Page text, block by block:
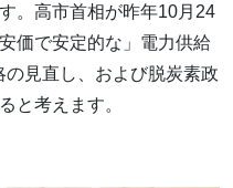
。高市首相が昨年10月24
価で安定的な」電力供給
見直し、および脱炭素政
と考えます。